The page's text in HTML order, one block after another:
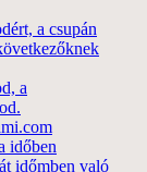
a csupán
a
időben
időmben való